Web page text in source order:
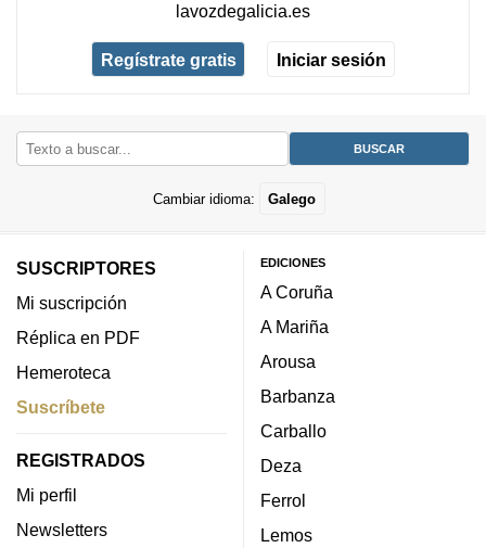
lavozdegalicia.es
Regístrate gratis Iniciar sesión
Cambiar idioma: Galego
SUSCRIPTORES
Mi suscripción
Réplica en PDF
Hemeroteca
Suscríbete
REGISTRADOS
Mi perfil
Newsletters
EDICIONES
A Coruña
A Mariña
Arousa
Barbanza
Carballo
Deza
Ferrol
Lemos